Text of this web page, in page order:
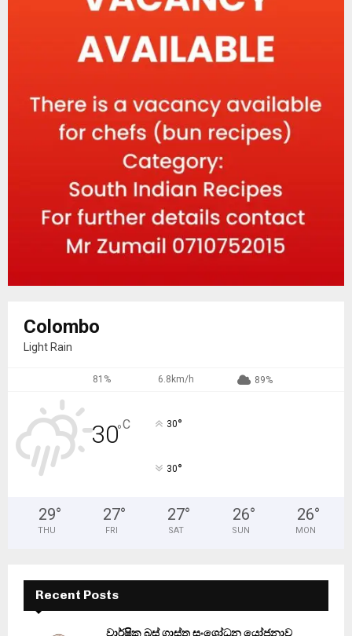
Colombo
Light Rain
81% 6.8km/h 89%
30°C 30°
30°
29°
THU
27°
FRI
27°
SAT
26°
SUN
26°
MON
Recent Posts
වාර්ෂික බස් ගාස්තු සංශෝධන යෝජනාව